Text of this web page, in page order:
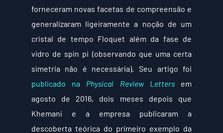
forneceram novas facetas de compreensão e
generalizaram ligeiramente a noção de um
cristal de tempo Floquet além da fase de
vidro de spin pi (observando que uma certa
publicado na Physical Review Letters em
agosto de 2016, dois meses depois que
Khemani e a empresa publicaram a
descoberta teórica do primeiro exemplo da